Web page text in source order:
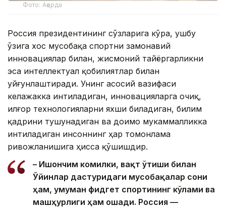
Фото: Ақорда
Россия президентининг сўзларига кўра, ушбу
ўзига хос мусобақа спортни замонавий
инновациялар билан, жисмоний тайёргарликни
эса интеллектуал қобилиятлар билан
уйғунлаштиради. Унинг асосий вазифаси
келажакка интиладиган, инновацияларга очиқ,
илғор технологияларни яхши биладиган, билим
қадрини тушунадиган ва доимо мукаммалликка
интиладиган инсоннинг ҳар томонлама
ривожланишига ҳисса қўшишдир.
– Ишончим комилки, вақт ўтиши билан
Ўйинлар дастуридаги мусобақалар сони
ҳам, умуман фидгет спортининг кўлами ва
машҳурлиги ҳам ошади. Россия —